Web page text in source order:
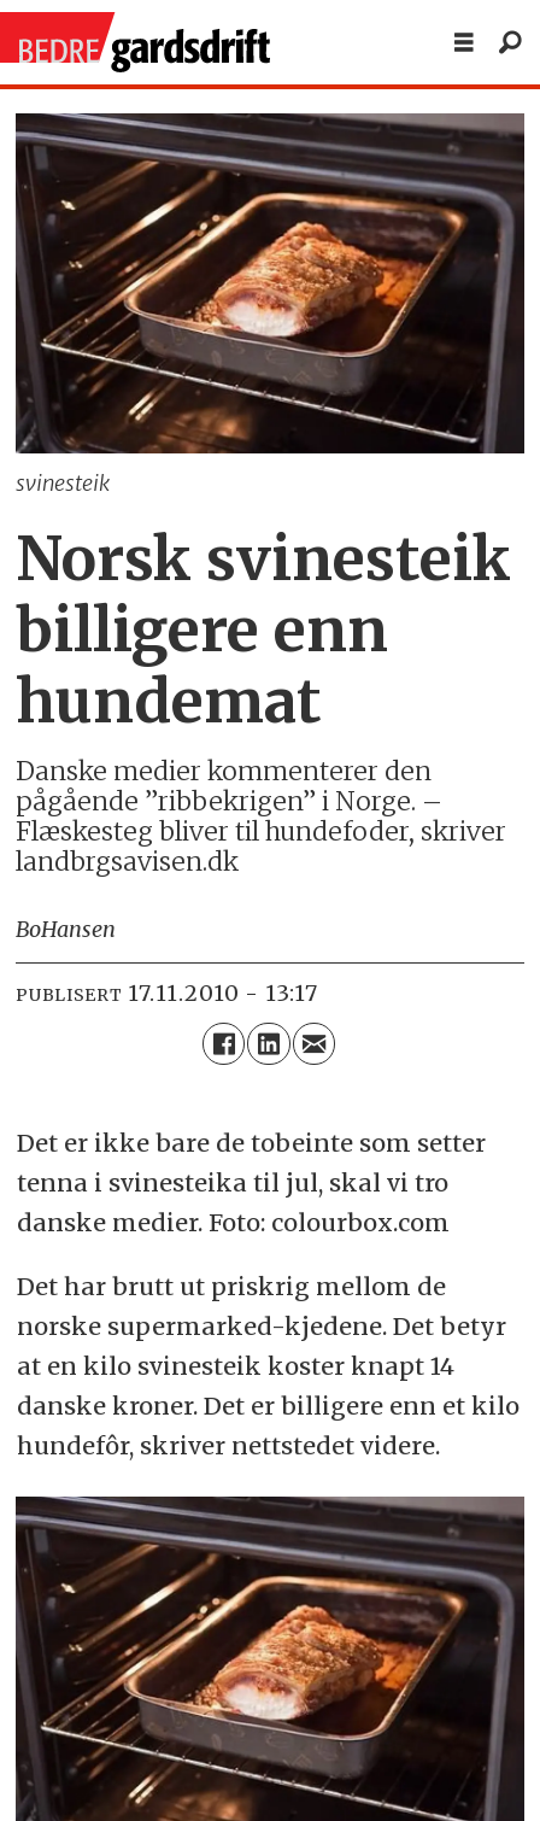
svinesteik
Norsk svinesteik
billigere enn
hundemat
Danske medier kommenterer den
pågående ”ribbekrigen” i Norge. –
Flæskesteg bliver til hundefoder, skriver
landbrgsavisen.dk
BoHansen
PUBLISERT 17.11.2010 - 13:17
Det er ikke bare de tobeinte som setter
tenna i svinesteika til jul, skal vi tro
danske medier. Foto: colourbox.com
Det har brutt ut priskrig mellom de
norske supermarked-kjedene. Det betyr
at en kilo svinesteik koster knapt 14
danske kroner. Det er billigere enn et kilo
hundefôr, skriver nettstedet videre.